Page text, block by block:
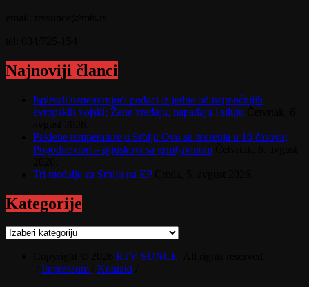
Najnoviji članci
Isplivali uznemirujući podaci iz jedne od najmoćnijih
evropskih vojski; Žene vređaju, napadaju i siluju
Paklene temperature u Srbiji: Ovo su merenja u 10 časova;
Popodne obrt – pljuskovi sa grmljavinom
Tri medalje za Srbiju na EP
Kategorije
Kategorije
RTV SUNCE
Impressum Kontakt/